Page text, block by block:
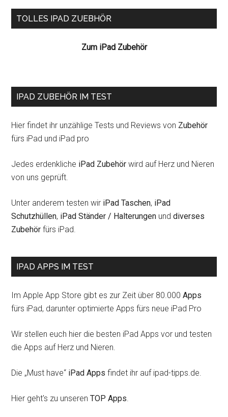
Seitenspalte
TOLLES IPAD ZUEBHÖR
Zum iPad Zubehör
IPAD ZUBEHÖR IM TEST
Hier findet ihr unzählige Tests und Reviews von Zubehör
fürs iPad und iPad pro
Jedes erdenkliche iPad Zubehör wird auf Herz und Nieren
von uns geprüft.
Unter anderem testen wir iPad Taschen, iPad
Schutzhüllen, iPad Ständer / Halterungen unddiverses
Zubehör fürs iPad.
IPAD APPS IM TEST
Im Apple App Store gibt es zur Zeit über 80.000Apps
fürs iPad, darunter optimierte Apps fürs neue iPad Pro
Wir stellen euch hier die besten iPad Apps vor und testen
die Apps auf Herz und Nieren.
Die „Must have“ iPad Apps findet ihr auf ipad-tipps.de.
Hier geht's zu unserenTOP Apps.